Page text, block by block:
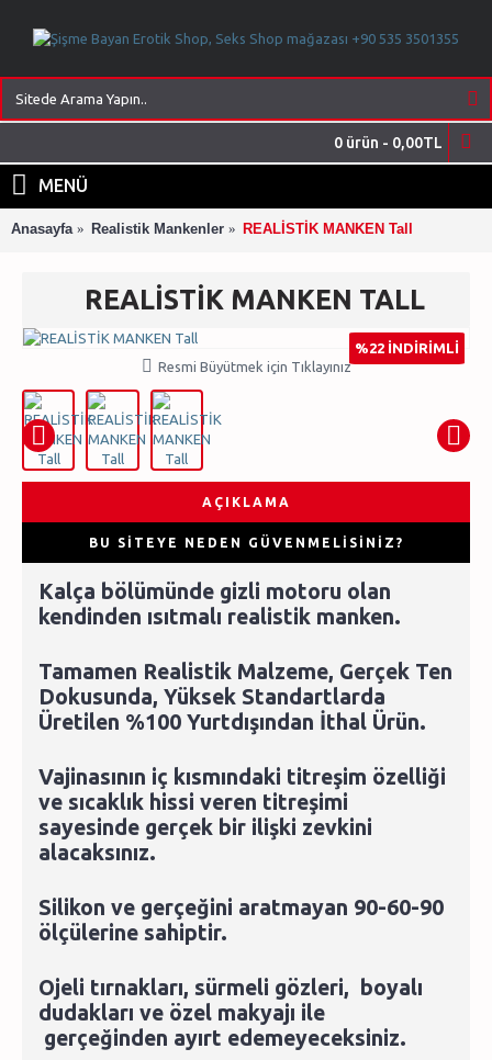
0 ürün - 0,00TL
MENÜ
Anasayfa Realistik Mankenler REALİSTİK MANKEN Tall
REALİSTİK MANKEN TALL
%22 İNDİRİMLİ
Resmi Büyütmek için Tıklayınız
AÇIKLAMA
BU SITEYE NEDEN GÜVENMELISINIZ?
Kalça bölümünde gizli motoru olan
kendinden ısıtmalı realistik manken.
Tamamen Realistik Malzeme, Gerçek Ten
Dokusunda, Yüksek Standartlarda
Üretilen %100 Yurtdışından İthal Ürün.
Vajinasının iç kısmındaki titreşim özelliği
ve sıcaklık hissi veren titreşimi
sayesinde gerçek bir ilişki zevkini
alacaksınız.
Silikon ve gerçeğini aratmayan 90-60-90
ölçülerine sahiptir.
Ojeli tırnakları, sürmeli gözleri, boyalı
dudakları ve özel makyajı ile
gerçeğinden ayırt edemeyeceksiniz.